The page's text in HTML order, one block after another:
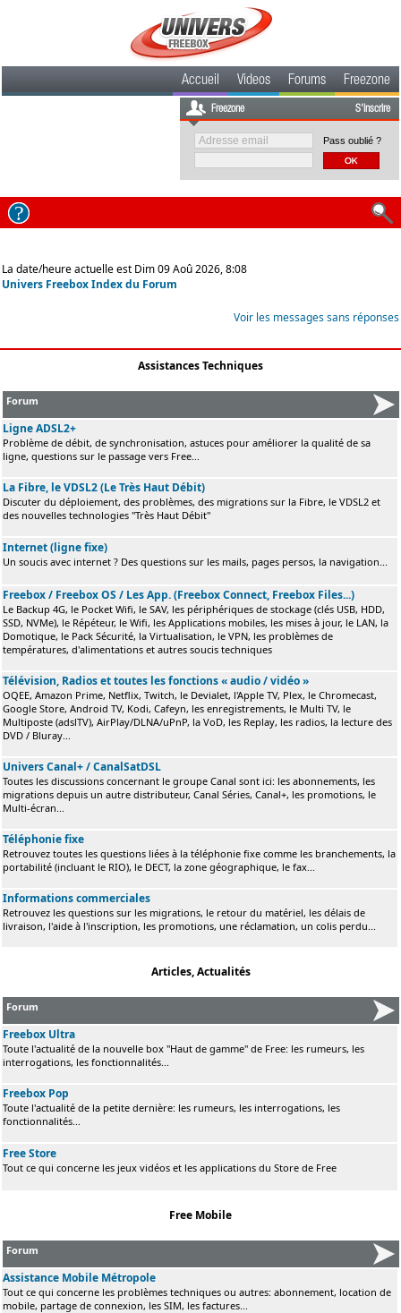
Accueil Videos Forums Freezone
Freezone S'inscrire
Pass oublié ?
La date/heure actuelle est Dim 09 Aoû 2026, 8:08
Univers Freebox Index du Forum
Voir les messages sans réponses
Assistances Techniques
Forum
Ligne ADSL2+
Problème de débit, de synchronisation, astuces pour améliorer la qualité de sa
ligne, questions sur le passage vers Free...
La Fibre, le VDSL2 (Le Très Haut Débit)
Discuter du déploiement, des problèmes, des migrations sur la Fibre, le VDSL2 et
des nouvelles technologies "Très Haut Débit"
Internet (ligne fixe)
Un soucis avec internet ? Des questions sur les mails, pages persos, la navigation...
Freebox / Freebox OS / Les App. (Freebox Connect, Freebox Files...)
Le Backup 4G, le Pocket Wifi, le SAV, les périphériques de stockage (clés USB, HDD,
SSD, NVMe), le Répéteur, le Wifi, les Applications mobiles, les mises à jour, le LAN, la
Domotique, le Pack Sécurité, la Virtualisation, le VPN, les problèmes de
températures, d'alimentations et autres soucis techniques
Télévision, Radios et toutes les fonctions « audio / vidéo »
OQEE, Amazon Prime, Netflix, Twitch, le Devialet, l'Apple TV, Plex, le Chromecast,
Google Store, Android TV, Kodi, Cafeyn, les enregistrements, le Multi TV, le
Multiposte (adslTV), AirPlay/DLNA/uPnP, la VoD, les Replay, les radios, la lecture des
DVD / Bluray...
Univers Canal+ / CanalSatDSL
Toutes les discussions concernant le groupe Canal sont ici: les abonnements, les
migrations depuis un autre distributeur, Canal Séries, Canal+, les promotions, le
Multi-écran...
Téléphonie fixe
Retrouvez toutes les questions liées à la téléphonie fixe comme les branchements, la
portabilité (incluant le RIO), le DECT, la zone géographique, le fax...
Informations commerciales
Retrouvez les questions sur les migrations, le retour du matériel, les délais de
livraison, l'aide à l'inscription, les promotions, une réclamation, un colis perdu...
Articles, Actualités
Forum
Freebox Ultra
Toute l'actualité de la nouvelle box "Haut de gamme" de Free: les rumeurs, les
interrogations, les fonctionnalités...
Freebox Pop
Toute l'actualité de la petite dernière: les rumeurs, les interrogations, les
fonctionnalités...
Free Store
Tout ce qui concerne les jeux vidéos et les applications du Store de Free
Free Mobile
Forum
Assistance Mobile Métropole
Tout ce qui concerne les problèmes techniques ou autres: abonnement, location de
mobile, partage de connexion, les SIM, les factures...